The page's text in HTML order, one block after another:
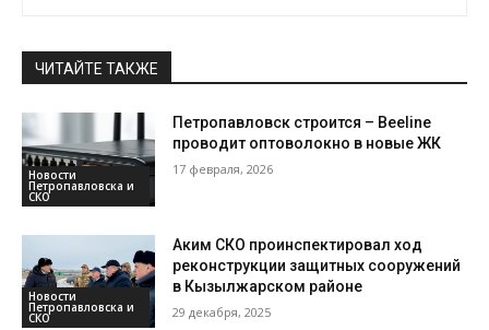
ЧИТАЙТЕ ТАКЖЕ
Новости
Петропавловска и
СКО
Петропавловск строится – Beeline
проводит оптоволокно в новые ЖК
17 февраля, 2026
Новости
Петропавловска и
СКО
Аким СКО проинспектировал ход
реконструкции защитных сооружений
в Кызылжарском районе
29 декабря, 2025